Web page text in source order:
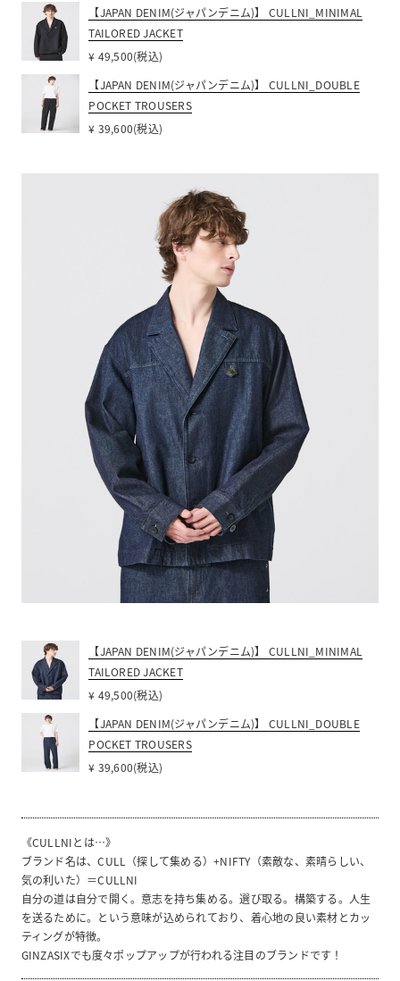
【JAPAN DENIM(ジャパンデニム)】 CULLNI_MINIMAL
TAILORED JACKET
¥ 49,500(税込)
【JAPAN DENIM(ジャパンデニム)】 CULLNI_DOUBLE
POCKET TROUSERS
¥ 39,600(税込)
【JAPAN DENIM(ジャパンデニム)】 CULLNI_MINIMAL
TAILORED JACKET
¥ 49,500(税込)
【JAPAN DENIM(ジャパンデニム)】 CULLNI_DOUBLE
POCKET TROUSERS
¥ 39,600(税込)
《CULLNIとは…》
ブランド名は、CULL（探して集める）+NIFTY（素敵な、素晴らしい、
気の利いた）＝CULLNI
自分の道は自分で開く。意志を持ち集める。選び取る。構築する。人生
を送るために。という意味が込められており、着心地の良い素材とカッ
ティングが特徴。
GINZASIXでも度々ポップアップが行われる注目のブランドです！